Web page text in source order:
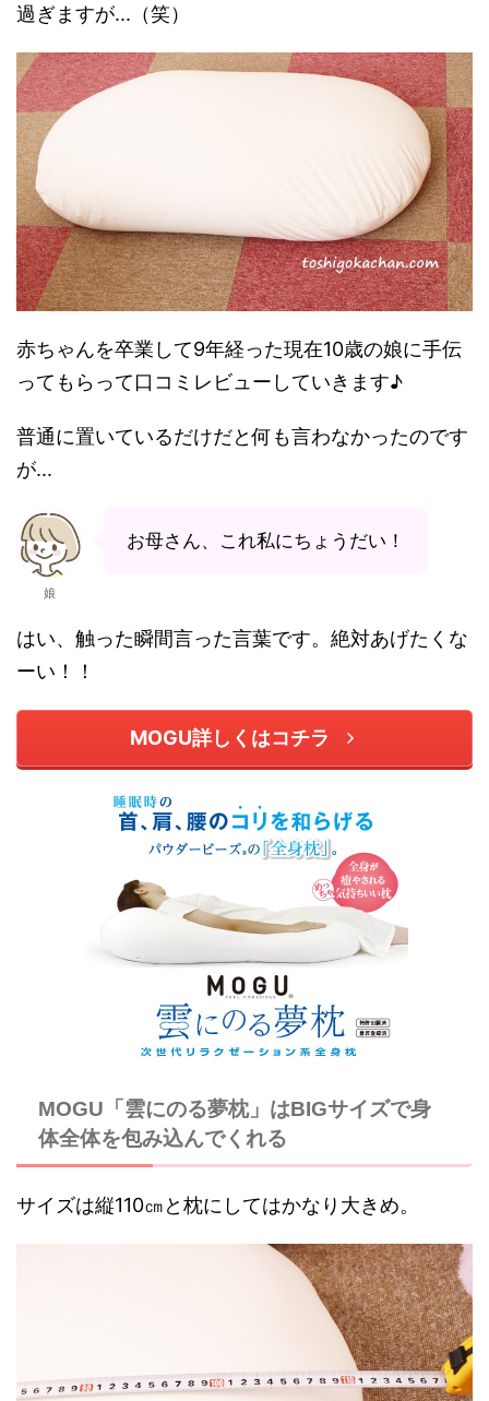
過ぎますが...（笑）
赤ちゃんを卒業して9年経った現在10歳の娘に手伝
ってもらって口コミレビューしていきます♪
普通に置いているだけだと何も言わなかったのです
が...
娘
お母さん、これ私にちょうだい！
はい、触った瞬間言った言葉です。絶対あげたくな
ーい！！
MOGU詳しくはコチラ
MOGU「雲にのる夢枕」はBIGサイズで身
体全体を包み込んでくれる
サイズは縦110㎝と枕にしてはかなり大きめ。